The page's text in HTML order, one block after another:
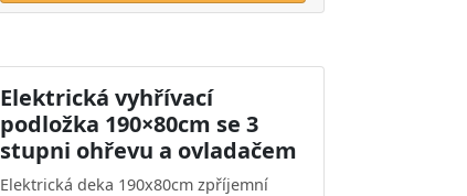
Elektrická vyhřívací
podložka 190×80cm se 3
stupni ohřevu a ovladačem
Elektrická deka 190x80cm zpříjemní